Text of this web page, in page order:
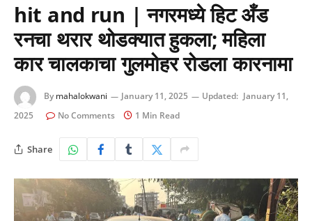
hit and run | नगरमध्ये हिट अँड
रनचा थरार थोडक्यात हुकला; महिला
कार चालकाचा गुलमोहर रोडला कारनामा
By mahalokwani January 11, 2025 Updated: January 11,
2025
No Comments 1 Min Read
Share